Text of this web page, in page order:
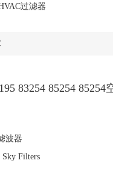
过滤器
83254 85254 85254
波器
Sky Filters